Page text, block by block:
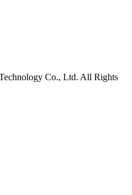
Co., Ltd. All Rights